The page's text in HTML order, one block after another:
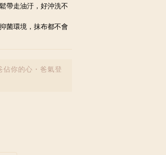
帶走油汙，好沖洗不
菌環境，抹布都不會
佔你的心・爸氣登